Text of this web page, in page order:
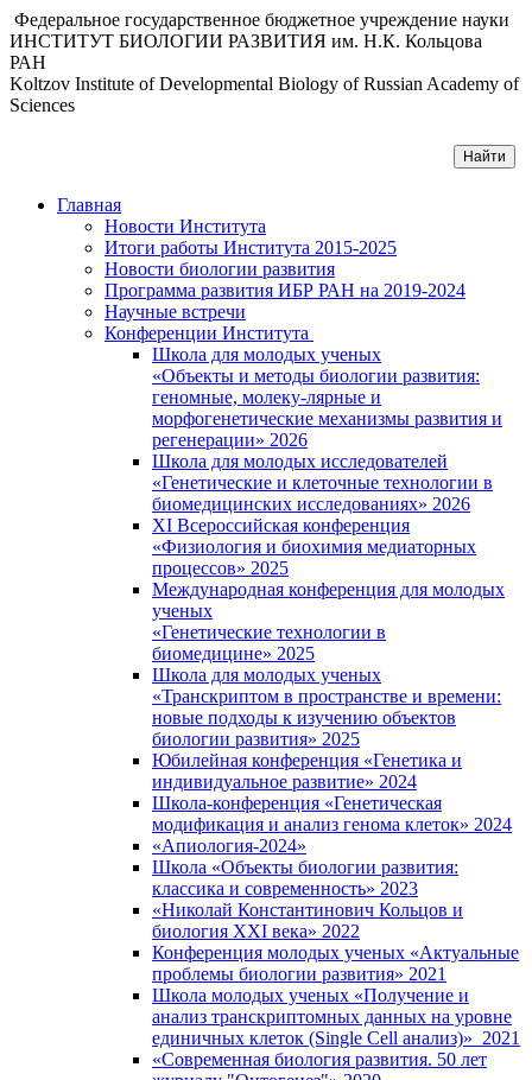
Федеральное государственное бюджетное учреждение науки
ИНСТИТУТ БИОЛОГИИ РАЗВИТИЯ им. Н.К. Кольцова
РАН
Koltzov Institute of Developmental Biology of Russian Academy of
Sciences
Главная
Новости Института
Итоги работы Института 2015-2025
Новости биологии развития
Программа развития ИБР РАН на 2019-2024
Научные встречи
Конференции Института
Школа для молодых ученых
«Объекты и методы биологии развития:
геномные, молеку-лярные и
морфогенетические механизмы развития и
регенерации» 2026
Школа для молодых исследователей
«Генетические и клеточные технологии в
биомедицинских исследованиях» 2026
XI Всероссийская конференция
«Физиология и биохимия медиаторных
процессов» 2025
Международная конференция для молодых
ученых
«Генетические технологии в
биомедицине» 2025
Школа для молодых ученых
«Транскриптом в пространстве и времени:
новые подходы к изучению объектов
биологии развития» 2025
Юбилейная конференция «Генетика и
индивидуальное развитие» 2024
Школа-конференция «Генетическая
модификация и анализ генома клеток» 2024
«Апиология-2024»
Школа «Объекты биологии развития:
классика и современность» 2023
«Николай Константинович Кольцов и
биология XXI века» 2022
Конференция молодых ученых «Актуальные
проблемы биологии развития» 2021
Школа молодых ученых «Получение и
анализ транскриптомных данных на уровне
единичных клеток (Single Cell анализ)» 2021
«Современная биология развития. 50 лет